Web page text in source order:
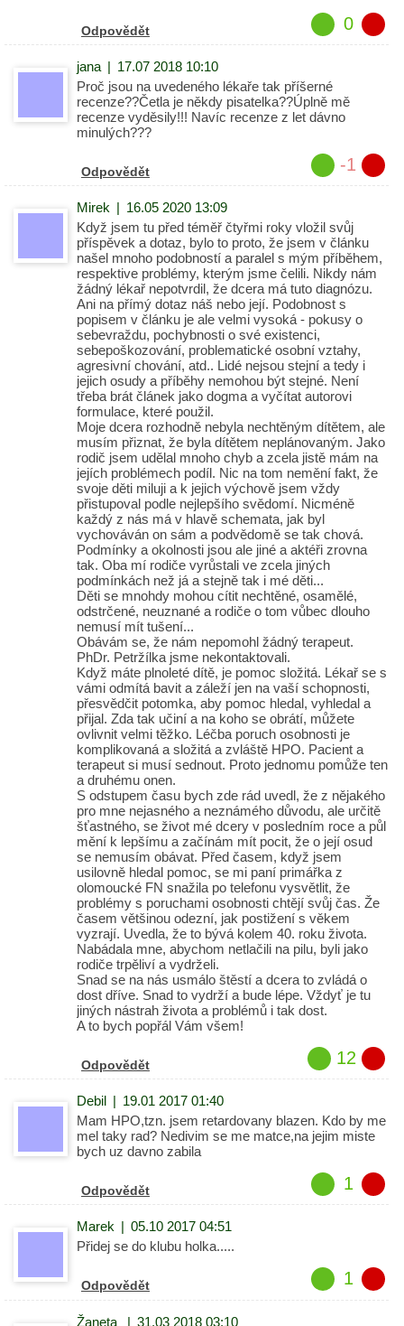
Odpovědět 0
jana | 17.07 2018 10:10
Proč jsou na uvedeného lékaře tak příšerné
recenze??Četla je někdy pisatelka??Úplně mě
recenze vyděsily!!! Navíc recenze z let dávno
minulých???
Odpovědět -1
Mirek | 16.05 2020 13:09
Když jsem tu před téměř čtyřmi roky vložil svůj
příspěvek a dotaz, bylo to proto, že jsem v článku
našel mnoho podobností a paralel s mým příběhem,
respektive problémy, kterým jsme čelili. Nikdy nám
žádný lékař nepotvrdil, že dcera má tuto diagnózu.
Ani na přímý dotaz náš nebo její. Podobnost s
popisem v článku je ale velmi vysoká - pokusy o
sebevraždu, pochybnosti o své existenci,
sebepoškozování, problematické osobní vztahy,
agresivní chování, atd.. Lidé nejsou stejní a tedy i
jejich osudy a příběhy nemohou být stejné. Není
třeba brát článek jako dogma a vyčítat autorovi
formulace, které použil.
Moje dcera rozhodně nebyla nechtěným dítětem, ale
musím přiznat, že byla dítětem neplánovaným. Jako
rodič jsem udělal mnoho chyb a zcela jistě mám na
jejích problémech podíl. Nic na tom nemění fakt, že
svoje děti miluji a k jejich výchově jsem vždy
přistupoval podle nejlepšího svědomí. Nicméně
každý z nás má v hlavě schemata, jak byl
vychováván on sám a podvědomě se tak chová.
Podmínky a okolnosti jsou ale jiné a aktéři zrovna
tak. Oba mí rodiče vyrůstali ve zcela jiných
podmínkách než já a stejně tak i mé děti...
Děti se mnohdy mohou cítit nechtěné, osamělé,
odstrčené, neuznané a rodiče o tom vůbec dlouho
nemusí mít tušení...
Obávám se, že nám nepomohl žádný terapeut.
PhDr. Petržílka jsme nekontaktovali.
Když máte plnoleté dítě, je pomoc složitá. Lékař se s
vámi odmítá bavit a záleží jen na vaší schopnosti,
přesvědčit potomka, aby pomoc hledal, vyhledal a
přijal. Zda tak učiní a na koho se obrátí, můžete
ovlivnit velmi těžko. Léčba poruch osobnosti je
komplikovaná a složitá a zvláště HPO. Pacient a
terapeut si musí sednout. Proto jednomu pomůže ten
a druhému onen.
S odstupem času bych zde rád uvedl, že z nějakého
pro mne nejasného a neznámého důvodu, ale určitě
šťastného, se život mé dcery v posledním roce a půl
mění k lepšímu a začínám mít pocit, že o její osud
se nemusím obávat. Před časem, když jsem
usilovně hledal pomoc, se mi paní primářka z
olomoucké FN snažila po telefonu vysvětlit, že
problémy s poruchami osobnosti chtějí svůj čas. Že
časem většinou odezní, jak postižení s věkem
vyzrají. Uvedla, že to bývá kolem 40. roku života.
Nabádala mne, abychom netlačili na pilu, byli jako
rodiče trpěliví a vydrželi.
Snad se na nás usmálo štěstí a dcera to zvládá o
dost dříve. Snad to vydrží a bude lépe. Vždyť je tu
jiných nástrah života a problémů i tak dost.
A to bych popřál Vám všem!
Odpovědět 12
Debil | 19.01 2017 01:40
Mam HPO,tzn. jsem retardovany blazen. Kdo by me
mel taky rad? Nedivim se me matce,na jejim miste
bych uz davno zabila
Odpovědět 1
Marek | 05.10 2017 04:51
Přidej se do klubu holka.....
Odpovědět 1
Žaneta | 31.03 2018 03:10